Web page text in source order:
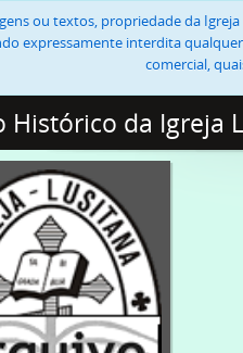
ou textos, propriedade da
expressamente interdita
comercial,
Histórico da Igreja